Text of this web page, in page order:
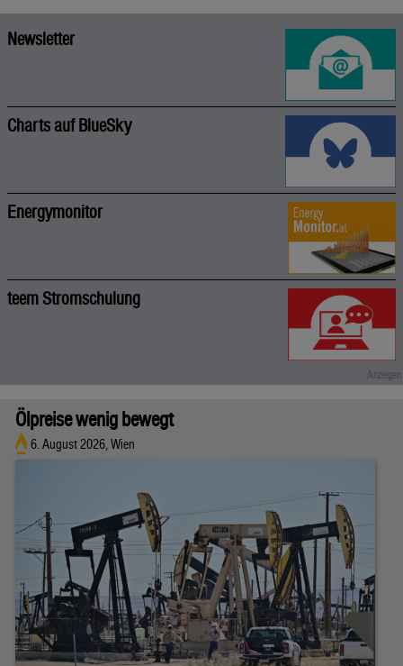
Newsletter
Charts auf BlueSky
Energymonitor
teem Stromschulung
Ölpreise wenig bewegt
6. August 2026, Wien